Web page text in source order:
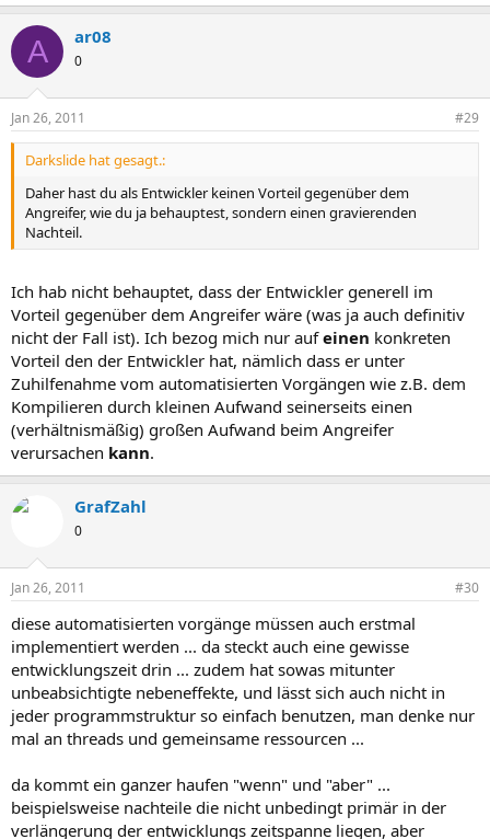
A ar08
0
Jan 26, 2011 #29
Darkslide hat gesagt.:
Daher hast du als Entwickler keinen Vorteil gegenüber dem
Angreifer, wie du ja behauptest, sondern einen gravierenden
Nachteil.
Ich hab nicht behauptet, dass der Entwickler generell im
Vorteil gegenüber dem Angreifer wäre (was ja auch definitiv
nicht der Fall ist). Ich bezog mich nur aufeinen konkreten
Vorteil den der Entwickler hat, nämlich dass er unter
Zuhilfenahme vom automatisierten Vorgängen wie z.B. dem
Kompilieren durch kleinen Aufwand seinerseits einen
(verhältnismäßig) großen Aufwand beim Angreifer
verursachen kann.
GrafZahl
0
Jan 26, 2011 #30
diese automatisierten vorgänge müssen auch erstmal
implementiert werden ... da steckt auch eine gewisse
entwicklungszeit drin ... zudem hat sowas mitunter
unbeabsichtigte nebeneffekte, und lässt sich auch nicht in
jeder programmstruktur so einfach benutzen, man denke nur
mal an threads und gemeinsame ressourcen ...
da kommt ein ganzer haufen "wenn" und "aber" ...
beispielsweise nachteile die nicht unbedingt primär in der
verlängerung der entwicklungs zeitspanne liegen, aber